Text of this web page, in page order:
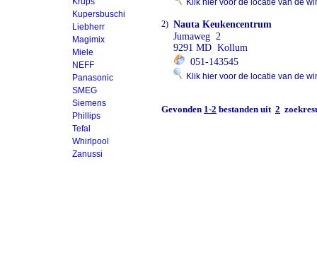
Kupersbuschi
Liebherr
Magimix
Miele
NEFF
Panasonic
SMEG
Siemens
Phillips
Tefal
Whirlpool
Zanussi
Klik hier voor de locatie van de
2) Nauta Keukencentrum
Jumaweg 2
9291 MD Kollum
051-143545
Klik hier voor de locatie van de
Gevonden 1-2 bestanden uit 2